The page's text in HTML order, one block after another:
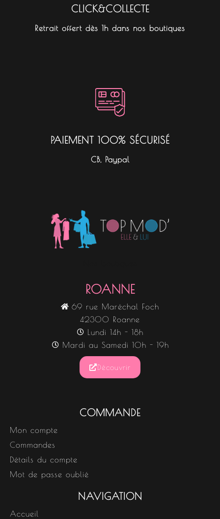
CLICK&COLLECTE
Retrait offert dès 1h dans nos boutiques
PAIEMENT 100% SÉCURISÉ
CB, Paypal
ROANNE
69 rue Maréchal Foch
42300 Roanne
Lundi 14h - 18h
Mardi au Samedi 10h - 19h
Découvrir
COMMANDE
Mon compte
Commandes
Détails du compte
Mot de passe oublié
NAVIGATION
Accueil